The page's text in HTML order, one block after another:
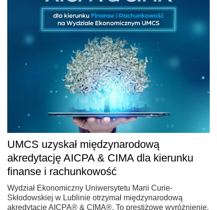
UMCS uzyskał międzynarodową
akredytację AICPA & CIMA dla kierunku
finanse i rachunkowość
Wydział Ekonomiczny Uniwersytetu Marii Curie-
Skłodowskiej w Lublinie otrzymał międzynarodową
akredytację AICPA® & CIMA®. To prestiżowe wyróżnienie,